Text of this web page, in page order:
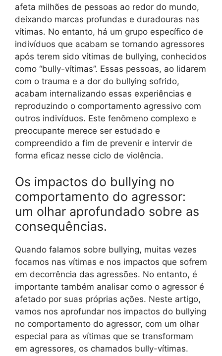
afeta milhões de pessoas ao redor do mundo,
deixando marcas profundas e duradouras nas
vítimas. No entanto, há um grupo específico de
indivíduos que acabam se tornando agressores
após terem sido vítimas de bullying, conhecidos
como “bully-vítimas”. Essas pessoas, ao lidarem
com o trauma e a dor do bullying sofrido,
acabam internalizando essas experiências e
reproduzindo o comportamento agressivo com
outros indivíduos. Este fenômeno complexo e
preocupante merece ser estudado e
compreendido a fim de prevenir e intervir de
forma eficaz nesse ciclo de violência.
Os impactos do bullying no
comportamento do agressor:
um olhar aprofundado sobre as
consequências.
Quando falamos sobre bullying, muitas vezes
focamos nas vítimas e nos impactos que sofrem
em decorrência das agressões. No entanto, é
importante também analisar como o agressor é
afetado por suas próprias ações. Neste artigo,
vamos nos aprofundar nos impactos do bullying
no comportamento do agressor, com um olhar
especial para as vítimas que se transformam
em agressores, os chamados bully-vítimas.